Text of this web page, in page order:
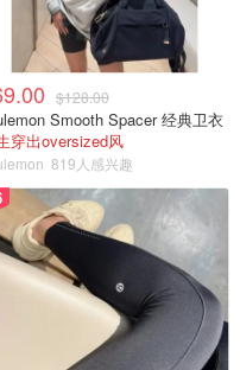
$128.00
Smooth Spacer 经典卫衣
穿出oversized风
819人感兴趣